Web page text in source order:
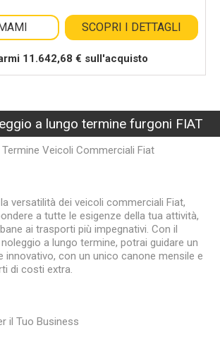
SCOPRI I DETTAGLI
11.642,68 € sull'acquisto
a lungo termine furgoni FIAT
Veicoli Commerciali Fiat
versatilità dei veicoli commerciali Fiat,
a tutte le esigenze della tua attività,
ai trasporti più impegnativi. Con il
a lungo termine, potrai guidare un
innovativo, con un unico canone mensile e
di costi extra.
il Tuo Business